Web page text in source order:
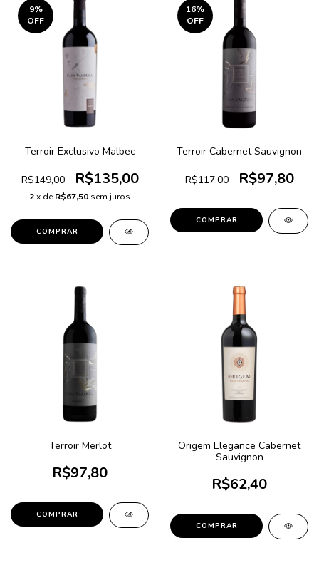
9%
OFF
Terroir Exclusivo Malbec
R$149,00 R$135,00
2x deR$67,50 sem juros
16%
OFF
Terroir Cabernet Sauvignon
R$117,00 R$97,80
Terroir Merlot
R$97,80
Origem Elegance Cabernet
Sauvignon
R$62,40